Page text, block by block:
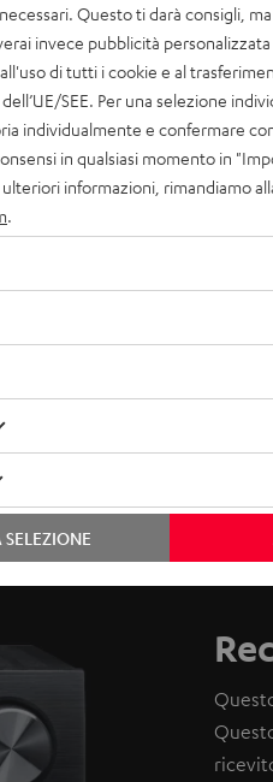
movie or
handling
for
2 midrange
volumes.
Questo ti darà consigli,
invece pubblicità
di tutti i cookie e al
SEE. Per una selezione
individualmente e confermare
in qualsiasi momento in
informazioni, rimandiamo